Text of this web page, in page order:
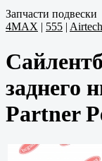
Запчасти подвески
4MAX | 555 | Airtech
заднего
Partner